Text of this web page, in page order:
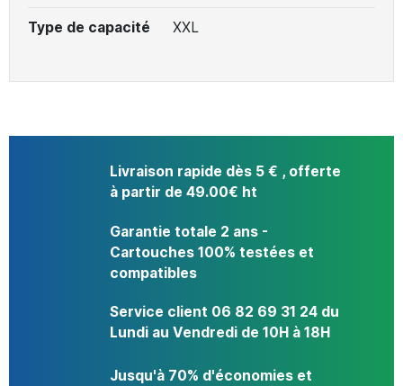
Type de capacité XXL
Livraison rapide dès 5 € , offerte
à partir de 49.00€ ht
Garantie totale 2 ans -
Cartouches 100% testées et
compatibles
Service client 06 82 69 31 24 du
Lundi au Vendredi de 10H à 18H
Jusqu'à 70% d'économies et